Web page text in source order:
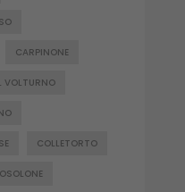
CARPINONE
VOLTURNO
COLLETORTO